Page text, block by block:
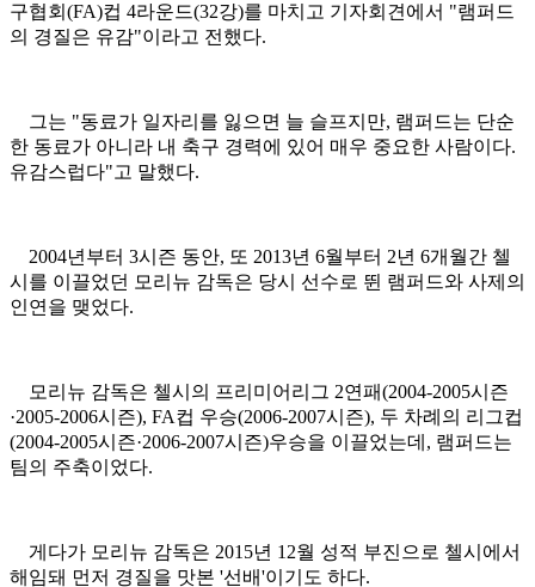
구협회(FA)컵 4라운드(32강)를 마치고 기자회견에서 "램퍼드
의 경질은 유감"이라고 전했다.
그는 "동료가 일자리를 잃으면 늘 슬프지만, 램퍼드는 단순
한 동료가 아니라 내 축구 경력에 있어 매우 중요한 사람이다.
유감스럽다"고 말했다.
2004년부터 3시즌 동안, 또 2013년 6월부터 2년 6개월간 첼
시를 이끌었던 모리뉴 감독은 당시 선수로 뛴 램퍼드와 사제의
인연을 맺었다.
모리뉴 감독은 첼시의 프리미어리그 2연패(2004-2005시즌
·2005-2006시즌), FA컵 우승(2006-2007시즌), 두 차례의 리그컵
(2004-2005시즌·2006-2007시즌)우승을 이끌었는데, 램퍼드는
팀의 주축이었다.
게다가 모리뉴 감독은 2015년 12월 성적 부진으로 첼시에서
해임돼 먼저 경질을 맛본 '선배'이기도 하다.